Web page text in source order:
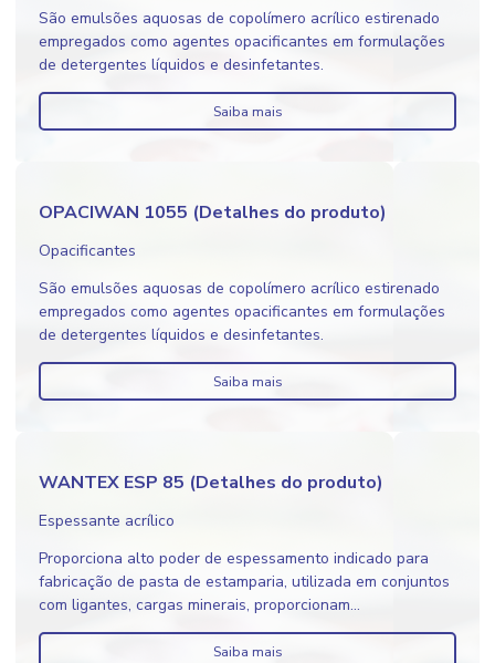
São emulsões aquosas de copolímero acrílico estirenado
empregados como agentes opacificantes em formulações
de detergentes líquidos e desinfetantes.
Saiba mais
OPACIWAN 1055 (Detalhes do produto)
Opacificantes
São emulsões aquosas de copolímero acrílico estirenado
empregados como agentes opacificantes em formulações
de detergentes líquidos e desinfetantes.
Saiba mais
WANTEX ESP 85 (Detalhes do produto)
Espessante acrílico
Proporciona alto poder de espessamento indicado para
fabricação de pasta de estamparia, utilizada em conjuntos
com ligantes, cargas minerais, proporcionam...
Saiba mais